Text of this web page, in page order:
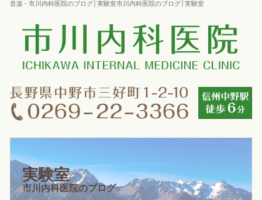
音楽 - 市川内科医院のブログ│実験室市川内科医院のブログ│実験室
実験室
市川内科医院のブログ